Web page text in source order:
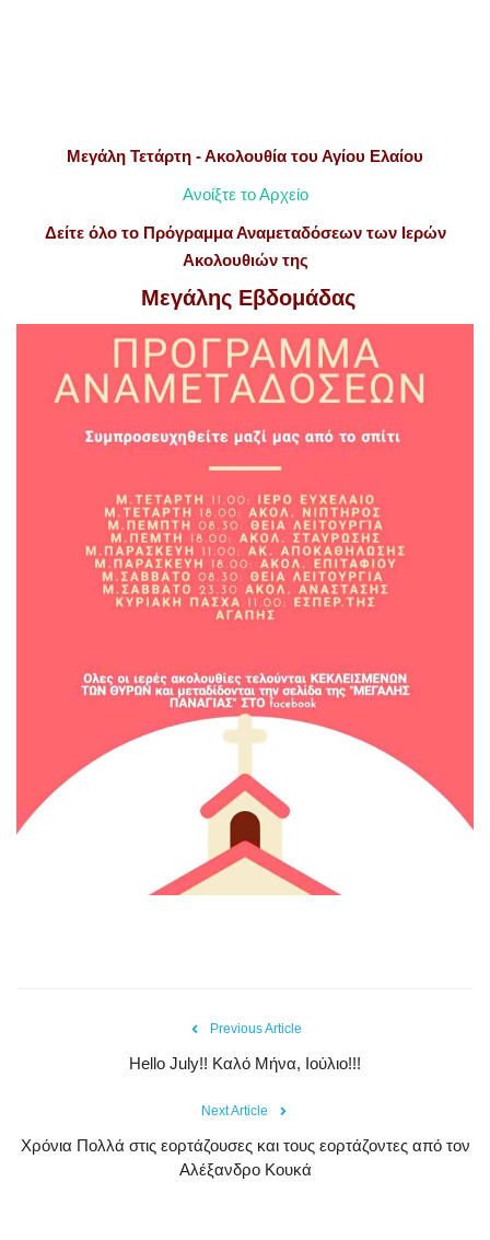
Μεγάλη Τετάρτη - Ακολουθία του Αγίου Ελαίου
Ανοίξτε το Αρχείο
Δείτε όλο το Πρόγραμμα Αναμεταδόσεων των Ιερών
Ακολουθιών της
Μεγάλης Εβδομάδας
Previous Article
Hello July!! Καλό Μήνα, Ιούλιο!!!
Next Article
Χρόνια Πολλά στις εορτάζουσες και τους εορτάζοντες από τον
Αλέξανδρο Κουκά